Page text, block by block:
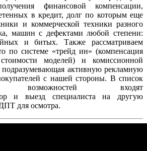
финансовой компенсации,
в кредит, долг по которым еще
и коммерческой техники разного
машин с дефектами любой степени:
и битых. Также рассматриваем
по системе «трейд ин» (компенсация
моделей) и комиссионной
подразумевающая активную рекламную
с нашей стороны. В список
возможностей входят
и выезд специалиста на другую
для осмотра.